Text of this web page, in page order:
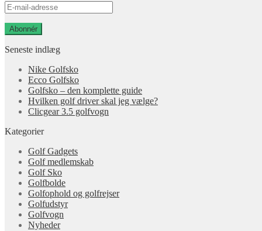
E-
mail-
adresse
Abonnér
Seneste indlæg
Nike Golfsko
Ecco Golfsko
Golfsko – den komplette guide
Hvilken golf driver skal jeg vælge?
Clicgear 3.5 golfvogn
Kategorier
Golf Gadgets
Golf medlemskab
Golf Sko
Golfbolde
Golfophold og golfrejser
Golfudstyr
Golfvogn
Nyheder